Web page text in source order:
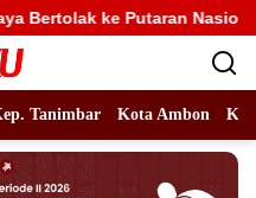
Nasional, Alhidayat
Tanimbar Kota Ambon